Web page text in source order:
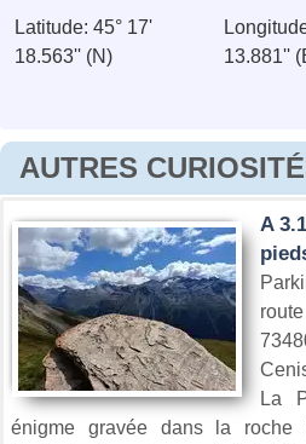
Latitude: 45° 17'
18.563'' (N)
13.881''
AUTRES
A
La
énigme gravée dans la